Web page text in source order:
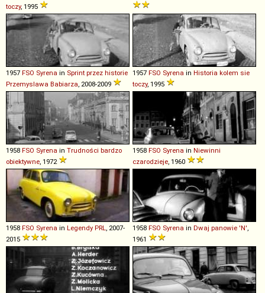
toczy, 1995
1957 FSO Syrena in Sprint przez historie
Przemyslawa Babiarza , 2008-2009
1957 FSO Syrena in Historia kolem sie
toczy, 1995
1958 FSO Syrena in Trudności bardzo
obiektywne , 1972
1958 FSO Syrena in Niewinni
czarodzieje , 1960
1958 FSO Syrena in Legendy PRL
, 2007-
2015
1958 FSO Syrena in Dwaj panowie 'N'
1961